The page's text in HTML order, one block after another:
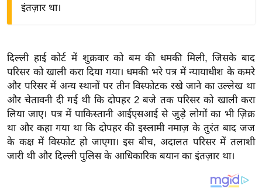
वि
शे
ष
ज्ञ
रा
य
ब
इंतज़ार था।
दिल्ली हाई कोर्ट में शुक्रवार को बम की धमकी मिली, जिसके बाद
परिसर को खाली करा दिया गया। धमकी भरे पत्र में न्यायाधीश के कमरे
और परिसर में अन्य स्थानों पर तीन विस्फोटक रखे जाने का उल्लेख था
और चेतावनी दी गई थी कि दोपहर 2 बजे तक परिसर को खाली करा
लिया जाए। पत्र में पाकिस्तानी आईएसआई से जुड़े लोगों का भी ज़िक्र
था और कहा गया था कि दोपहर की इस्लामी नमाज़ के तुरंत बाद जज
के कक्ष में विस्फोट हो जाएगा। इस बीच, अदालत परिसर में तलाशी
जारी थी और दिल्ली पुलिस के आधिकारिक बयान का इंतज़ार था।